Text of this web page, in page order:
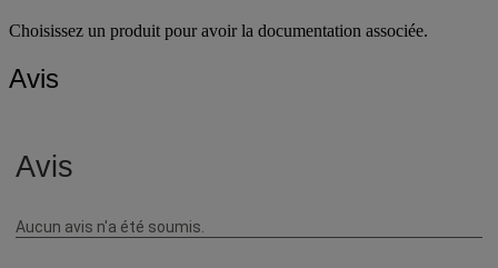
Choisissez un produit pour avoir la documentation associée.
Avis